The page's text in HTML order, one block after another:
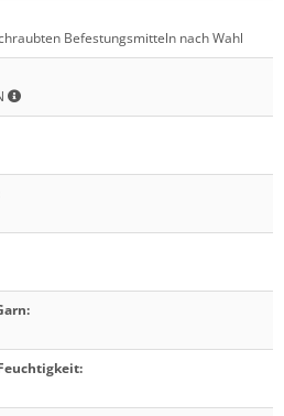
Befestungsmitteln nach Wahl
:
: